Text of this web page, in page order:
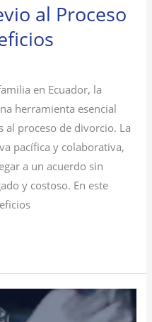
al Proceso
en Ecuador, la
herramienta esencial
al proceso de divorcio. La
pacífica y colaborativa,
a un acuerdo sin
y costoso. En este